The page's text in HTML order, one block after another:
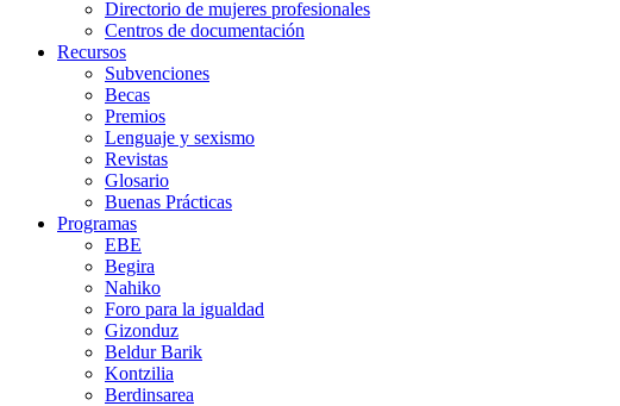
Directorio de mujeres profesionales
Centros de documentación
Recursos
Subvenciones
Becas
Premios
Lenguaje y sexismo
Revistas
Glosario
Buenas Prácticas
Programas
EBE
Begira
Nahiko
Foro para la igualdad
Gizonduz
Beldur Barik
Kontzilia
Berdinsarea